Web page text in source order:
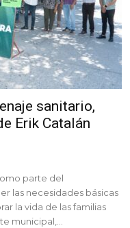
sanitario,
Erik Catalán
parte del
las necesidades básicas
la vida de las familias
municipal,...